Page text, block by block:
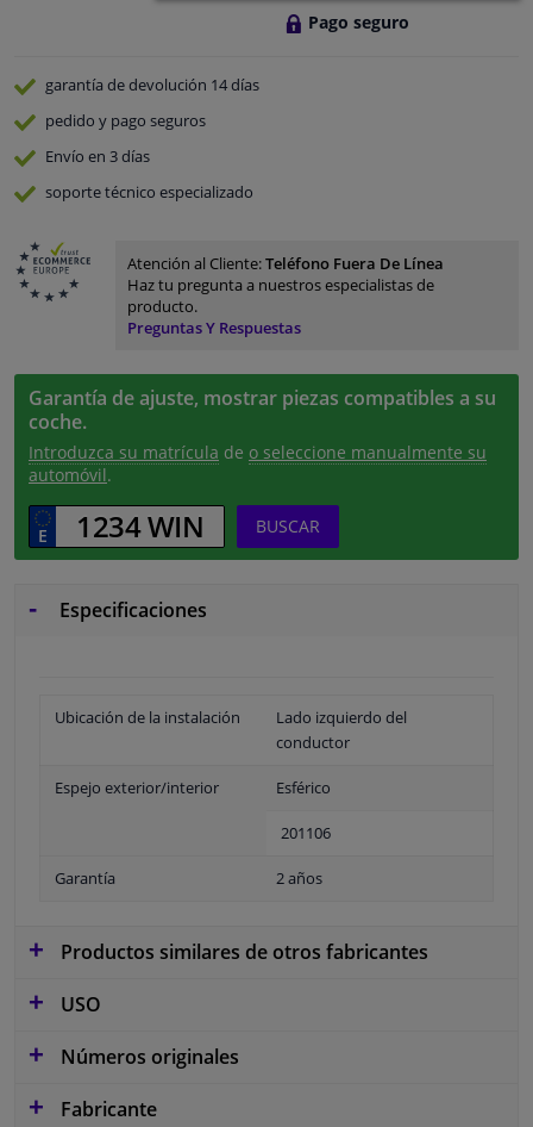
Pago seguro
garantía de devolución 14 días
pedido y pago seguros
Envío en 3 días
soporte técnico especializado
Atención al Cliente:Teléfono Fuera De Línea
Haz tu pregunta a nuestros especialistas de
producto.
Preguntas Y Respuestas
Garantía de ajuste, mostrar piezas compatibles a su
coche.
Introduzca su matrícula de o seleccione manualmente su
automóvil.
BUSCAR
Especificaciones
Ubicación de la instalación
Lado izquierdo del
conductor
Espejo exterior/interior Esférico
201106
Garantía 2 años
Productos similares de otros fabricantes
USO
Números originales
Fabricante